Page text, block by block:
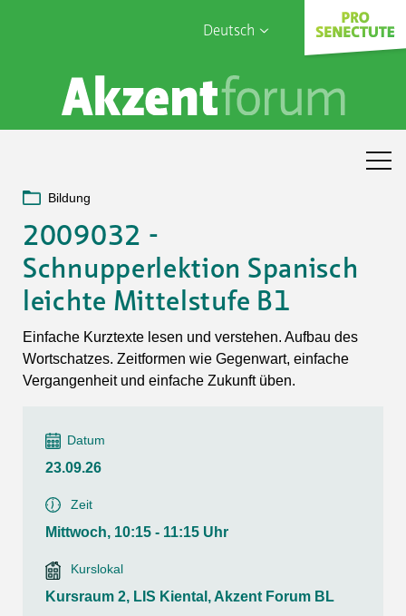
Deutsch
English
Français
Sophia Care
Bildung
2009032 -
Schnupperlektion Spanisch
leichte Mittelstufe B1
Einfache Kurztexte lesen und verstehen. Aufbau des
Wortschatzes. Zeitformen wie Gegenwart, einfache
Vergangenheit und einfache Zukunft üben.
Datum
23.09.26
Zeit
Mittwoch, 10:15 - 11:15 Uhr
Kurslokal
Kursraum 2, LIS Kiental, Akzent Forum BL